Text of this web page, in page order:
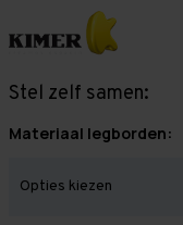
Stel zelf samen:
Materiaal legborden: